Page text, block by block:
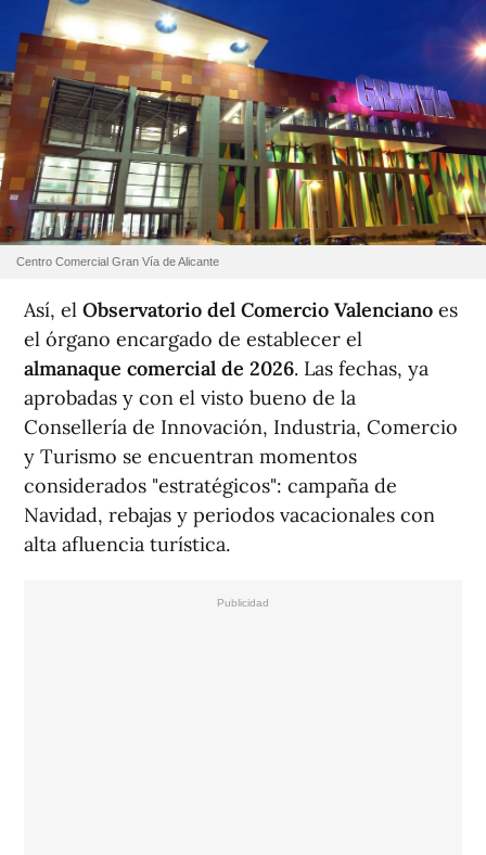
Centro Comercial Gran Vía de Alicante
Así, el Observatorio del Comercio Valenciano es
el órgano encargado de establecer el
almanaque comercial de 2026. Las fechas, ya
aprobadas y con el visto bueno de la
Consellería de Innovación, Industria, Comercio
y Turismo se encuentran momentos
considerados "estratégicos": campaña de
Navidad, rebajas y periodos vacacionales con
alta afluencia turística.